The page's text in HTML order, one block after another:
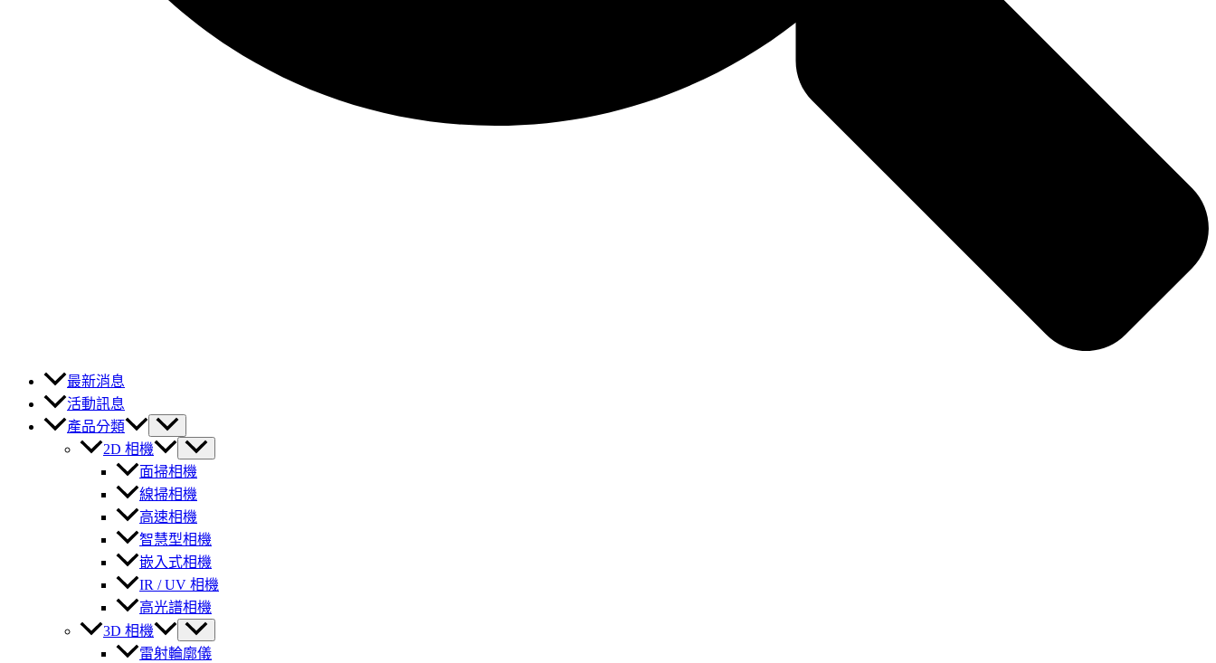
最新消息
活動訊息
產品分類
2D 相機
面掃相機
線掃相機
高速相機
智慧型相機
嵌入式相機
IR / UV 相機
高光譜相機
3D 相機
雷射輪廓儀